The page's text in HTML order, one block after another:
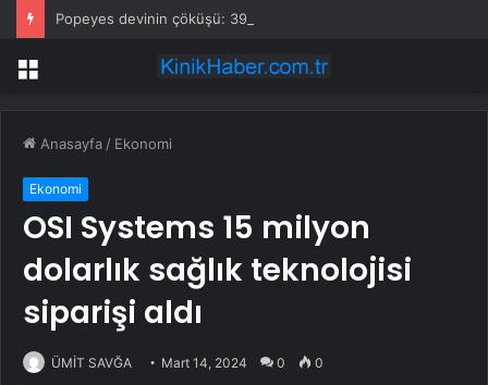
Popeyes devinin çöküşü: 39 restoran kapandı, 23’ü satıldı
Menü
Anasayfa / Ekonomi
Ekonomi
OSI Systems 15 milyon
dolarlık sağlık teknolojisi
siparişi aldı
ÜMİT SAVĞA Mart 14, 2024 0 0